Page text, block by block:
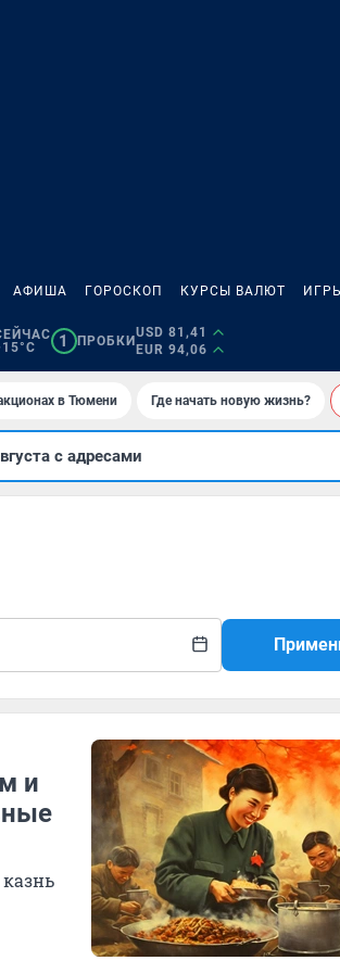
АФИША ГОРОСКОП КУРСЫ ВАЛЮТ
1 ПРОБКИ
USD 81,41
EUR 94,06
в Тюмени Где начать новую жизнь?
с адресами
и